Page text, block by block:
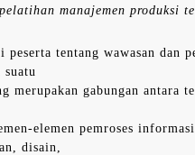
pelatihan manajemen produksi
peserta tentang wawasan dan
suatu
merupakan gabungan antara
elemen pemroses
disain,